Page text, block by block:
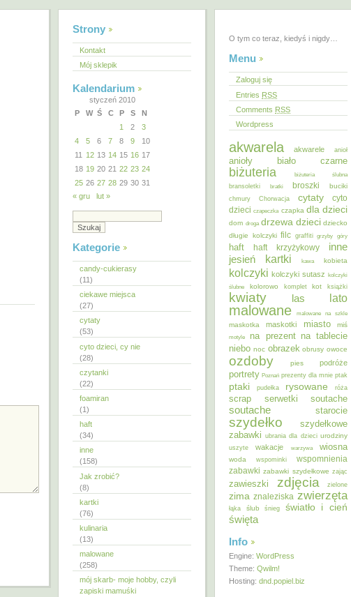
Strony
Kontakt
Mój sklepik
Kalendarium
styczeń 2010
P
W Ś C P S
N
1
2
3
4
5 6 7 8 9
10
11
12 13 14 15 16 17
18 19 20 21 22 23 24
25 26 27 28 29 30 31
« gru
lut »
Kategorie
candy-cukierasy
(11)
ciekawe miejsca
(27)
cytaty
(53)
cyto dzieci, cy nie
(28)
czytanki
(22)
foamiran
(1)
haft
(34)
inne
(158)
Jak zrobić?
(8)
kartki
(76)
kulinaria
(13)
malowane
(258)
mój skarb- moje hobby, czyli
zapiski mamuśki
O tym co teraz, kiedyś i nigdy…
Menu
Zaloguj się
Entries RSS
Comments RSS
Wordpress
akwarela akwarele anioł
anioły biało czarne
biżuteria
biżuteria ślubna
bransoletki
bratki broszki buciki
chmury Chorwacja cytaty
cyto
dzieci czapeczka czapka dla dzieci
dom droga drzewa dzieci dziecko
długie kolczyki filc graffiti grzyby góry
haft haft krzyżykowy inne
jesień kartki kawa kobieta
kolczyki kolczyki sutasz kolczyki
ślubne
kolorowo komplet kot książki
kwiaty las lato
malowane malowane na szkle
maskotka maskotki miasto miś
motyle na prezent na tablecie
niebo noc obrazek obrusy owoce
ozdoby pies podróże
portrety Poznań prezenty dla mnie ptak
ptaki pudełka rysowane róża
scrap serwetki soutache
soutache starocie
szydełko
szydełkowe
zabawki ubrania dla dzieci urodziny
uszyte wakacje warzywa wiosna
woda wspominki
wspomnienia
zabawki zabawki szydełkowe zając
zawieszki zdjęcia zielone
zima znaleziska zwierzęta
łąka ślub śnieg światło i cień
święta
Info
Engine: WordPress
Theme: Qwilm!
Hosting: dnd.popiel.biz